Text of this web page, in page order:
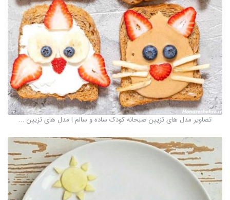
تصاویر مدل های تزیین صبحانه کودک ساده و سالم | مدل های تزیین ...